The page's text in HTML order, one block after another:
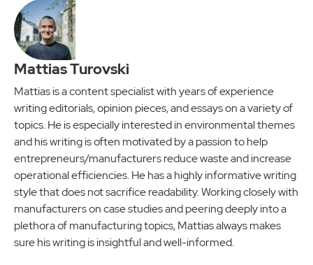
Mattias Turovski
Mattias is a content specialist with years of experience
writing editorials, opinion pieces, and essays on a variety of
topics. He is especially interested in environmental themes
and his writing is often motivated by a passion to help
entrepreneurs/manufacturers reduce waste and increase
operational efficiencies. He has a highly informative writing
style that does not sacrifice readability. Working closely with
manufacturers on case studies and peering deeply into a
plethora of manufacturing topics, Mattias always makes
sure his writing is insightful and well-informed.